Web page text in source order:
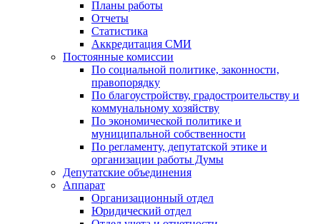
Планы работы
Отчеты
Статистика
Аккредитация СМИ
Постоянные комиссии
По социальной политике, законности,
правопорядку
По благоустройству, градостроительству и
коммунальному хозяйству
По экономической политике и
муниципальной собственности
По регламенту, депутатской этике и
организации работы Думы
Депутатские объединения
Аппарат
Организационный отдел
Юридический отдел